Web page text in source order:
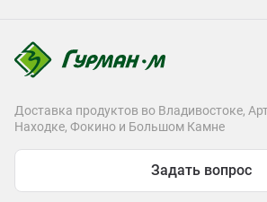
Доставка продуктов во Владивостоке,
Находке, Фокино и Большом Камне
Задать вопрос